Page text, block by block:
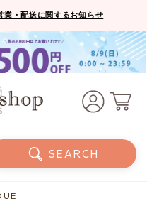
業・配送に関するお知らせ
SEARCH